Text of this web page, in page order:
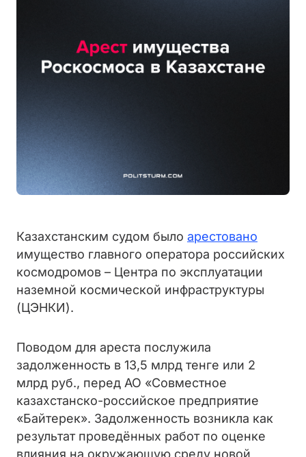
Казахстанским судом было арестовано
имущество главного оператора российских
космодромов – Центра по эксплуатации
наземной космической инфраструктуры
(ЦЭНКИ).
Поводом для ареста послужила
задолженность в 13,5 млрд тенге или 2
млрд руб., перед АО «Совместное
казахстанско-российское предприятие
«Байтерек». Задолженность возникла как
результат проведённых работ по оценке
влияния на окружающую среду новой